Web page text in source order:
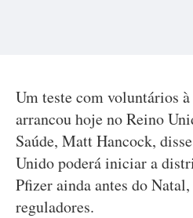
Um teste com voluntários à
arrancou hoje no Reino
Saúde, Matt Hancock,
Unido poderá iniciar a
Pfizer ainda antes do
reguladores.